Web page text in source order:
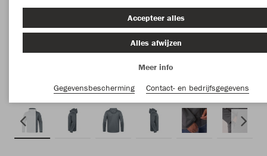
Accepteer alles
Alles afwijzen
Meer info
Gegevensbescherming
Contact- en bedrijfsgegevens